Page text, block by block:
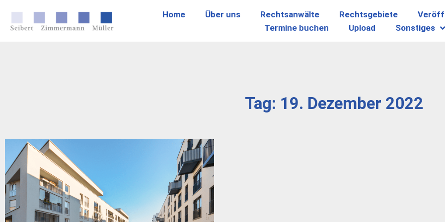
Home Über uns Rechtsanwälte Rechtsgebiete
Termine buchen
Upload Sonstiges
Tag: 19. Dezember 2022